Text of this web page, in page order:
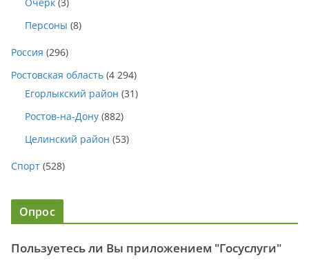
Персоны (8)
Россия (296)
Ростовская область (4 294)
Егорлыкский район (31)
Ростов-на-Дону (882)
Целинский район (53)
Спорт (528)
Опрос
Пользуетесь ли Вы приложением "Госуслуги"